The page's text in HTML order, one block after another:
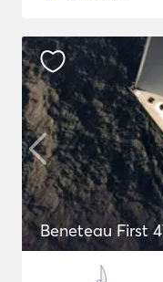
Beneteau First